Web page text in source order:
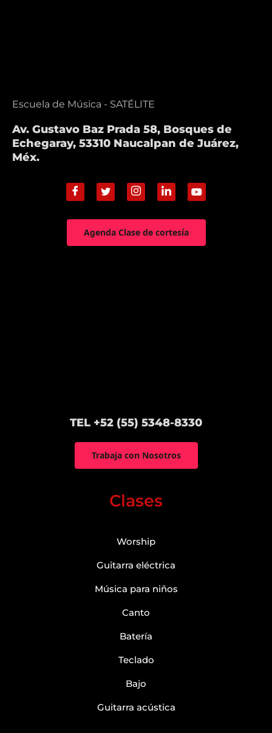
Escuela de Música - SATÉLITE
Av. Gustavo Baz Prada 58, Bosques de
Echegaray, 53310 Naucalpan de Juárez,
Méx.
Agenda Clase de cortesía
TEL +52 (55) 5348-8330
Trabaja con Nosotros
Clases
Worship
Guitarra eléctrica
Música para niños
Canto
Batería
Teclado
Bajo
Guitarra acústica